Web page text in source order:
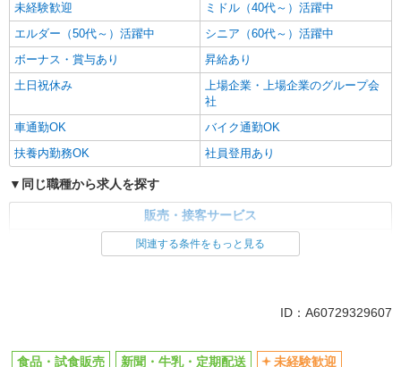
未経験歓迎
ミドル（40代～）活躍中
エルダー（50代～）活躍中
シニア（60代～）活躍中
ボーナス・賞与あり
昇給あり
土日祝休み
上場企業・上場企業のグループ会
社
車通勤OK
バイク通勤OK
扶養内勤務OK
社員登用あり
同じ職種から求人を探す
販売・接客サービス
ボーナス・賞与あり
土日祝休み
関連する条件をもっと見る
ID：A60729329607
食品・試食販売 新聞・牛乳・定期配送
未経験歓迎